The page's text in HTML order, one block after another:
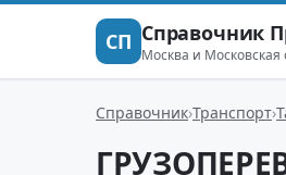
СП Справочник
Москва и Московская
Справочник Транспорт